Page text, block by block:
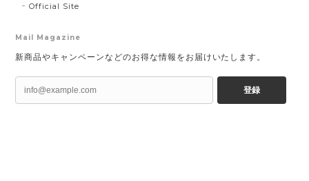
Official Site
Mail Magazine
新商品やキャンペーンなどのお得な情報をお届けいたします。
登録